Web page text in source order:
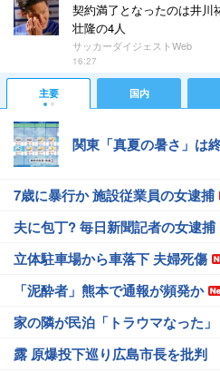
契約満了となったのは井川
壮隆の4人
サッカーダイジェストWeb
16:27
主要 国内
関東「真夏の暑さ」は
7歳に暴行か 施設従業員の女逮捕
夫に包丁? 毎日新聞記者の女逮捕
立体駐車場から車落下 夫婦死傷
「泥酔者」熊本で通報が頻発か
家の隣が民泊「トラウマなった」
露 原爆投下巡り広島市長を批判